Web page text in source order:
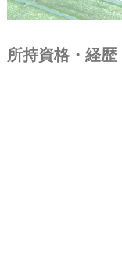
所持資格・経歴